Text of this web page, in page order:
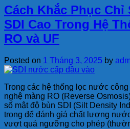
Cách Khắc Phục Chỉ
SDI Cao Trong Hệ
RO và UF
Posted on 1 Tháng 3, 2025 by
Trong các hệ thống lọc nước
nghệ màng RO (Reverse
số mật độ bùn SDI (Silt Density
trọng để đánh giá chất lượng
vượt quá ngưỡng cho phép